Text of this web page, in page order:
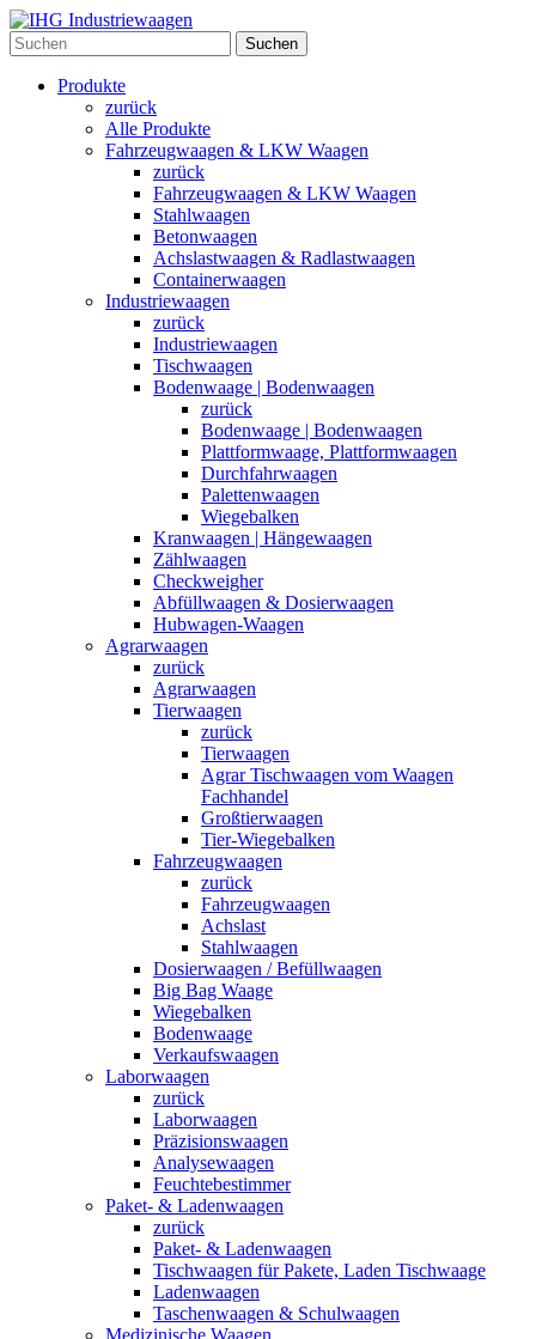
Suchen
Produkte
zurück
Alle Produkte
Fahrzeugwaagen & LKW Waagen
zurück
Fahrzeugwaagen & LKW Waagen
Stahlwaagen
Betonwaagen
Achslastwaagen & Radlastwaagen
Containerwaagen
Industriewaagen
zurück
Industriewaagen
Tischwaagen
Bodenwaage | Bodenwaagen
zurück
Bodenwaage | Bodenwaagen
Plattformwaage, Plattformwaagen
Durchfahrwaagen
Palettenwaagen
Wiegebalken
Kranwaagen | Hängewaagen
Zählwaagen
Checkweigher
Abfüllwaagen & Dosierwaagen
Hubwagen-Waagen
Agrarwaagen
zurück
Agrarwaagen
Tierwaagen
zurück
Tierwaagen
Agrar Tischwaagen vom Waagen
Fachhandel
Großtierwaagen
Tier-Wiegebalken
Fahrzeugwaagen
zurück
Fahrzeugwaagen
Achslast
Stahlwaagen
Dosierwaagen / Befüllwaagen
Big Bag Waage
Wiegebalken
Bodenwaage
Verkaufswaagen
Laborwaagen
zurück
Laborwaagen
Präzisionswaagen
Analysewaagen
Feuchtebestimmer
Paket- & Ladenwaagen
zurück
Paket- & Ladenwaagen
Tischwaagen für Pakete, Laden Tischwaage
Ladenwaagen
Taschenwaagen & Schulwaagen
Medizinische Waagen